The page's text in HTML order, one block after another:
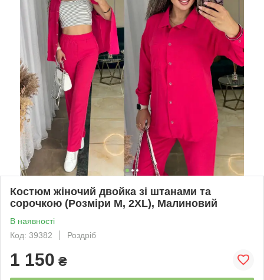
Костюм жіночий двойка зі штанами та
сорочкою (Розміри M, 2XL), Малиновий
В наявності
Код: 39382
Роздріб
1 150 ₴